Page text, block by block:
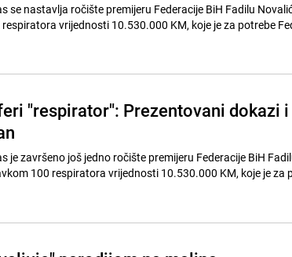
se nastavlja ročište premijeru Federacije BiH Fadilu
vrijednosti 10.530.000 KM, koje je za potrebe
"respirator": Prezentovani dokazi i
je završeno još jedno ročište premijeru Federacije BiH
100 respiratora vrijednosti 10.530.000 KM, koje je za